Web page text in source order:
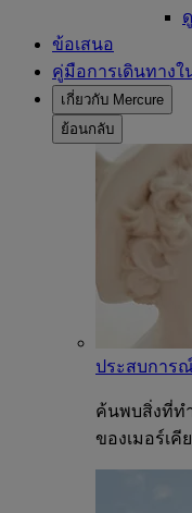
ข้อเสนอ
คู่มือการเดินทาง
เกี่ยวกับ Mercure
ย้อนกลับ
ประสบการณ์
ค้นพบสิ่งที่ท
ของเมอร์เคี